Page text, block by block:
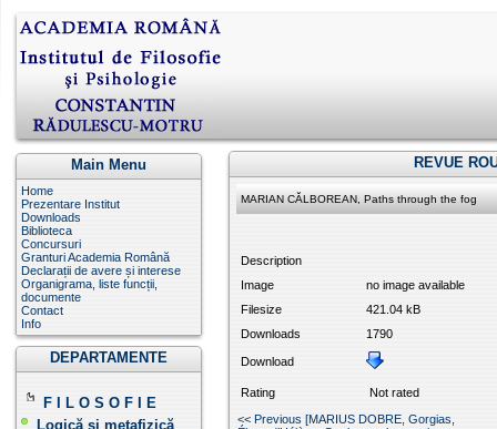
Main Menu
Home
Prezentare Institut
Downloads
Biblioteca
Concursuri
Granturi Academia Română
Declarații de avere și interese
Organigrama, liste funcții,
documente
Contact
Info
DEPARTAMENTE
F I L O S O F I E
Logică și metafizică
REVUE
MARIAN CĂLBOREAN, Paths through the fog
Description
Image
no image available
Filesize
421.04 kB
Downloads
1790
Download
Rating
Not rated
<< Previous [MARIUS DOBRE, Gorgias,